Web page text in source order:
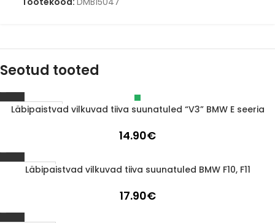
Seotud tooted
Läbimüüdud
Läbipaistvad vilkuvad tiiva suunatuled “V3” BMW E seeria
14.90€
1-3 d.d.
Läbipaistvad vilkuvad tiiva suunatuled BMW F10, F11
17.90€